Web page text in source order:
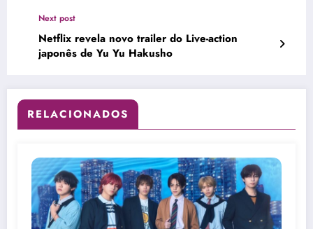
Next post
Netflix revela novo trailer do Live-action
japonês de Yu Yu Hakusho
RELACIONADOS